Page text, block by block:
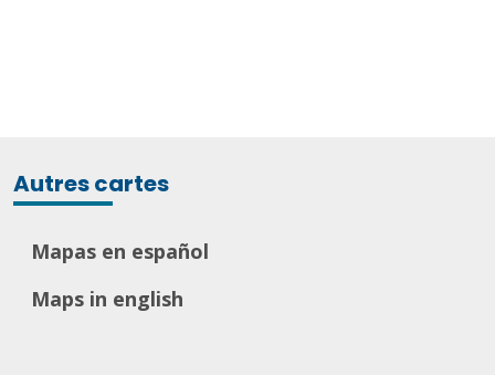
Autres cartes
Mapas en español
Maps in english